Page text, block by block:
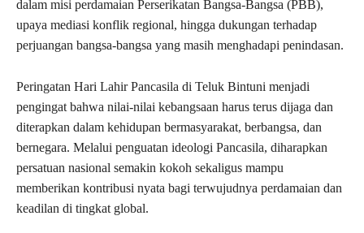
dalam misi perdamaian Perserikatan Bangsa-Bangsa (PBB),
upaya mediasi konflik regional, hingga dukungan terhadap
perjuangan bangsa-bangsa yang masih menghadapi penindasan.
Peringatan Hari Lahir Pancasila di Teluk Bintuni menjadi
pengingat bahwa nilai-nilai kebangsaan harus terus dijaga dan
diterapkan dalam kehidupan bermasyarakat, berbangsa, dan
bernegara. Melalui penguatan ideologi Pancasila, diharapkan
persatuan nasional semakin kokoh sekaligus mampu
memberikan kontribusi nyata bagi terwujudnya perdamaian dan
keadilan di tingkat global.